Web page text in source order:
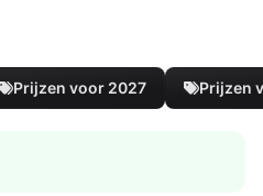
Prijzen voor 2027 Prijzen